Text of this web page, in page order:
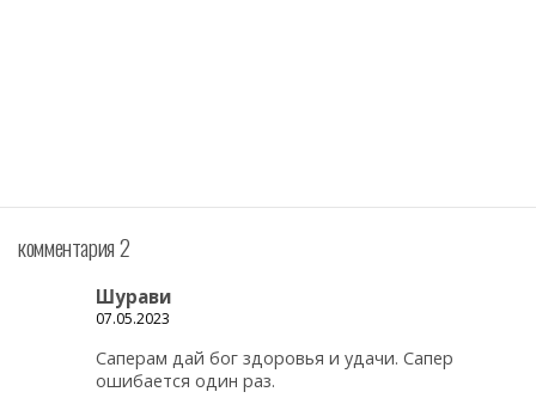
комментария 2
Шурави
07.05.2023
Саперам дай бог здоровья и удачи. Сапер
ошибается один раз.